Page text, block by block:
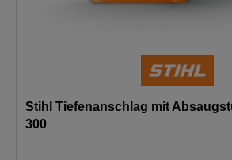
Stihl Tiefenanschlag mit
300